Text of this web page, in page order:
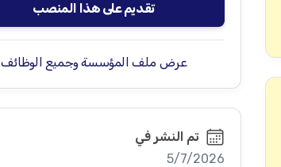
تقديم على هذا المنصب
عرض ملف المؤسسة وجميع الوظائف
تم النشر في
5/7/2026